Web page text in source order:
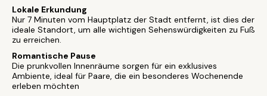
Lokale Erkundung
Nur 7 Minuten vom Hauptplatz der Stadt entfernt, ist dies der
ideale Standort, um alle wichtigen Sehenswürdigkeiten zu Fuß
zu erreichen.
Romantische Pause
Die prunkvollen Innenräume sorgen für ein exklusives
Ambiente, ideal für Paare, die ein besonderes Wochenende
erleben möchten